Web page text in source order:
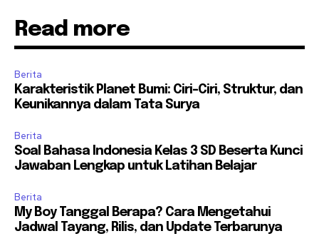
Read more
Berita
Karakteristik Planet Bumi: Ciri-Ciri, Struktur, dan
Keunikannya dalam Tata Surya
Berita
Soal Bahasa Indonesia Kelas 3 SD Beserta Kunci
Jawaban Lengkap untuk Latihan Belajar
Berita
My Boy Tanggal Berapa? Cara Mengetahui
Jadwal Tayang, Rilis, dan Update Terbarunya